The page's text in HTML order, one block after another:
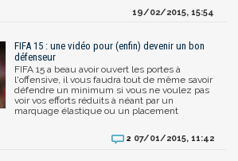
19/02/2015, 15:54
FIFA 15 : une vidéo pour (enfin) devenir un bon
défenseur
FIFA 15 a beau avoir ouvert les portes à
l'offensive, il vous faudra tout de même savoir
défendre un minimum si vous ne voulez pas
voir vos efforts réduits à néant par un
marquage élastique ou un placement
2 07/01/2015, 11:42